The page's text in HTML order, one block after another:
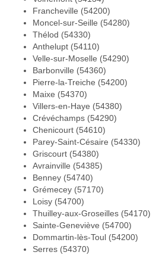
Francheville (54200)
Moncel-sur-Seille (54280)
Thélod (54330)
Anthelupt (54110)
Velle-sur-Moselle (54290)
Barbonville (54360)
Pierre-la-Treiche (54200)
Maixe (54370)
Villers-en-Haye (54380)
Crévéchamps (54290)
Chenicourt (54610)
Parey-Saint-Césaire (54330)
Griscourt (54380)
Avrainville (54385)
Benney (54740)
Grémecey (57170)
Loisy (54700)
Thuilley-aux-Groseilles (54170)
Sainte-Geneviève (54700)
Dommartin-lès-Toul (54200)
Serres (54370)